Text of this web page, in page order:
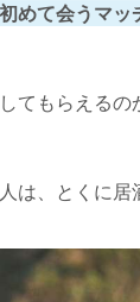
めて会うマ
てもらえる
は、とくに居